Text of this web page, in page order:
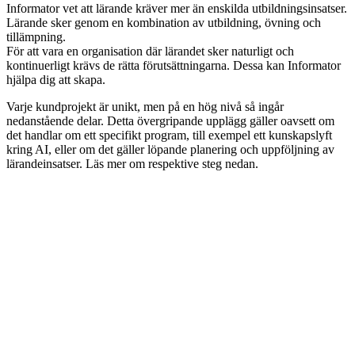
Informator vet att lärande kräver mer än enskilda utbildningsinsatser.
Lärande sker genom en kombination av utbildning, övning och
tillämpning.
För att vara en organisation där lärandet sker naturligt och
kontinuerligt krävs de rätta förutsättningarna. Dessa kan Informator
hjälpa dig att skapa.
Varje kundprojekt är unikt, men på en hög nivå så ingår
nedanstående delar. Detta övergripande upplägg gäller oavsett om
det handlar om ett specifikt program, till exempel ett kunskapslyft
kring AI, eller om det gäller löpande planering och uppföljning av
lärandeinsatser. Läs mer om respektive steg nedan.